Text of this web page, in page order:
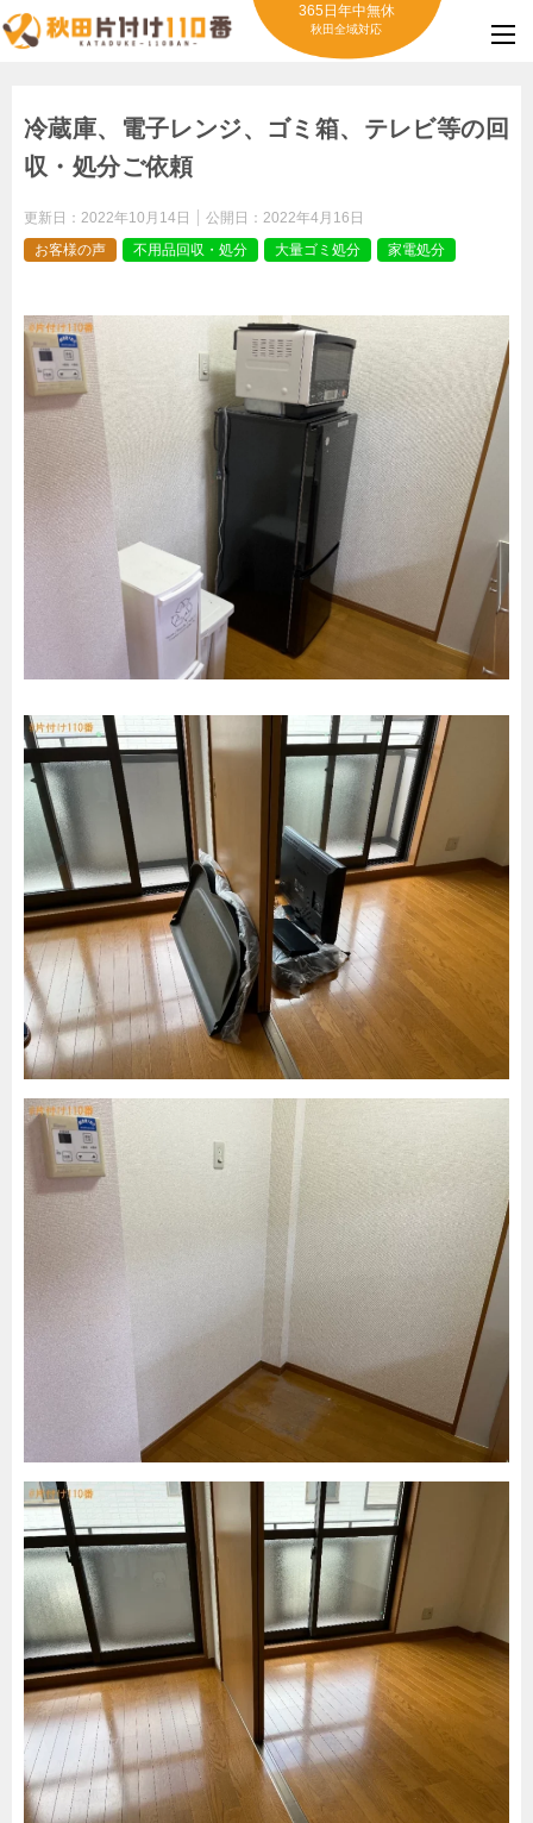
365日年中無休
秋田全域対応
冷蔵庫、電子レンジ、ゴミ箱、テレビ等の回
収・処分ご依頼
更新日： 2022年10月14日 公開日： 2022年4月16日
お客様の声
不用品回収・処分 大量ゴミ処分 家電処分